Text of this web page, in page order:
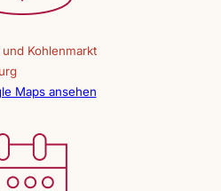
und Kohlenmarkt
Maps ansehen